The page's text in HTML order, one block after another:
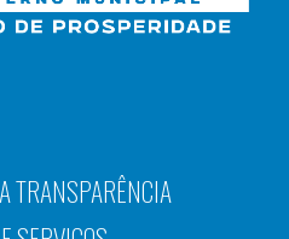
TRANSPARÊNCIA